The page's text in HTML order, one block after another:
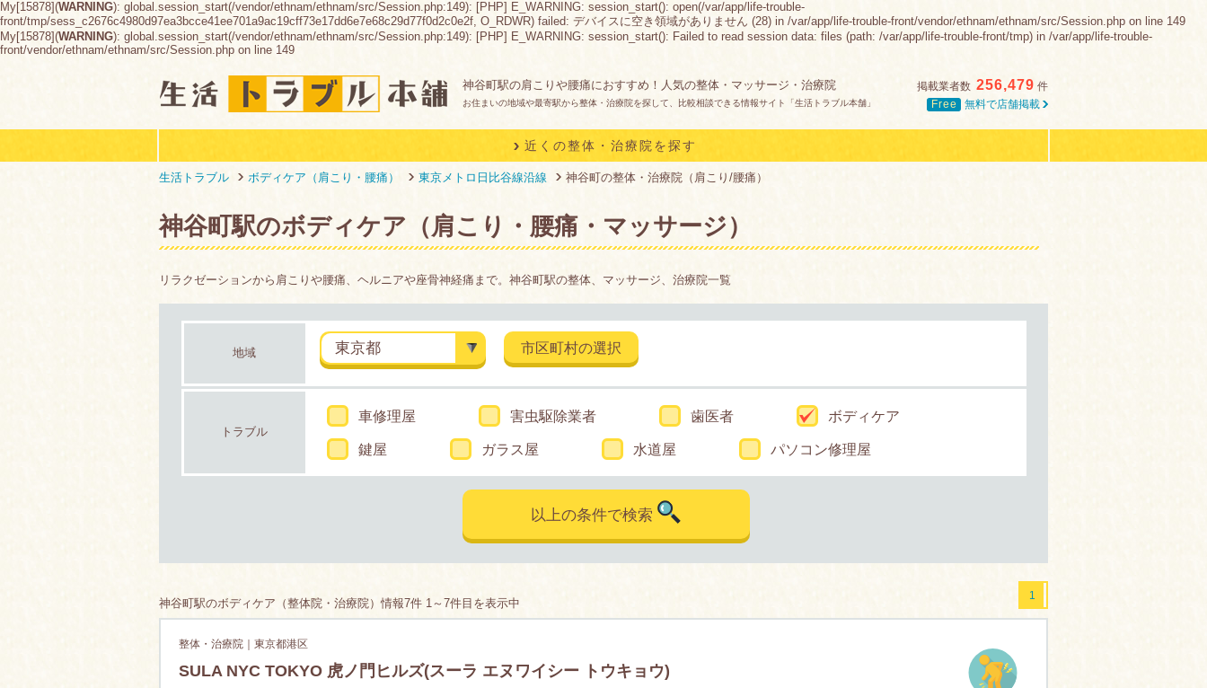
My[15878](WARNING): global.session_start(/vendor/ethnam/ethnam/src/Session.php:149): [PHP] E_WARNING: session_start(): open(/var/app/life-trouble-
front/tmp/sess_c2676c4980d97ea3bcce41ee701a9ac19cff73e17dd6e7e68c29d77f0d2c0e2f, O_RDWR) failed: デバイスに空き領域がありません (28) in /var/app/life-trouble-front/vendor/ethnam/ethnam/src/Session.php on line 149
My[15878](WARNING): global.session_start(/vendor/ethnam/ethnam/src/Session.php:149): [PHP] E_WARNING: session_start(): Failed to read session data: files (path: /var/app/life-trouble-front/tmp) in /var/app/life-trouble-
front/vendor/ethnam/ethnam/src/Session.php on line 149
神谷町駅の肩こりや腰痛におすすめ！人気の整体・マッサージ・治療院
お住まいの地域や最寄駅から整体・治療院を探して、比較相談できる情報サイト「生活トラブル本舗」
掲載業者数 256,479 件
Free
無料で店舗掲載
近くの整体・治療院を探す
生活トラブル ボディケア（肩こり・腰痛） 東京メトロ日比谷線沿線 神谷町の整体・治療院（肩こり/腰痛）
神谷町駅のボディケア（肩こり・腰痛・マッサージ）
リラクゼーションから肩こりや腰痛、ヘルニアや座骨神経痛まで。神谷町駅の整体、マッサージ、治療院一覧
地域 東京都 市区町村の選択
トラブル
車修理屋 害虫駆除業者 歯医者 ボディケア
鍵屋 ガラス屋 水道屋 パソコン修理屋
以上の条件で検索
神谷町駅のボディケア（整体院・治療院）情報7件 1～7件目を表示中
1
整体・治療院｜東京都港区
SULA NYC TOKYO 虎ノ門ヒルズ(スーラ エヌワイシー トウキョウ)